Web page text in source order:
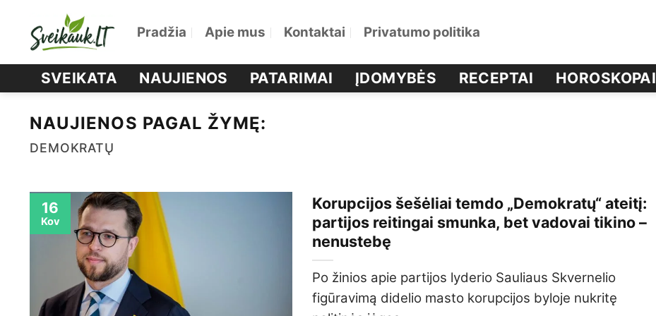
Pradžia Apie mus Kontaktai Privatumo politika
SVEIKATA NAUJIENOS PATARIMAI ĮDOMYBĖS RECEPTAI HOROSKOPAI
NAUJIENOS PAGAL ŽYMĘ:
DEMOKRATŲ
Korupcijos šešėliai temdo „Demokratų“ ateitį:
partijos reitingai smunka, bet vadovai tikino –
nenustebę
Po žinios apie partijos lyderio Sauliaus Skvernelio
figūravimą didelio masto korupcijos byloje nukritę
16
Kov